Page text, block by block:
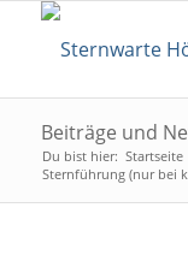
Beiträge und
Du bist hier: Startseite
Sternführung (nur bei